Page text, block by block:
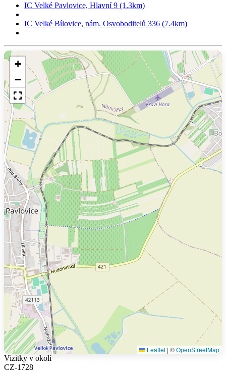
IC Velké Pavlovice, Hlavní 9 (1.3km)
IC Velké Bílovice, nám. Osvoboditelů 336 (7.4km)
+
−
Leaflet | ©OpenStreetMap
Vizitky v okolí
CZ-1728